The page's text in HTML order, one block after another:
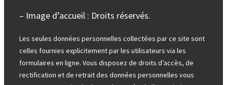
– Image d’accueil : Droits réservés.
Les seules données personnelles collectées par ce site sont
celles fournies explicitement par les utilisateurs via les
formulaires en ligne. Vous disposez de droits d’accès, de
rectification et de retrait des données personnelles vous